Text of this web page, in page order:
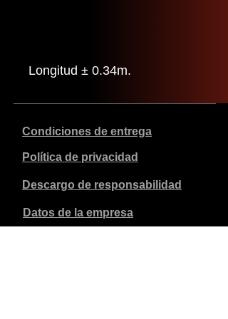
Longitud ± 0.34m.
Condiciones de entrega
Política de privacidad
Descargo de responsabilidad
Datos de la empresa